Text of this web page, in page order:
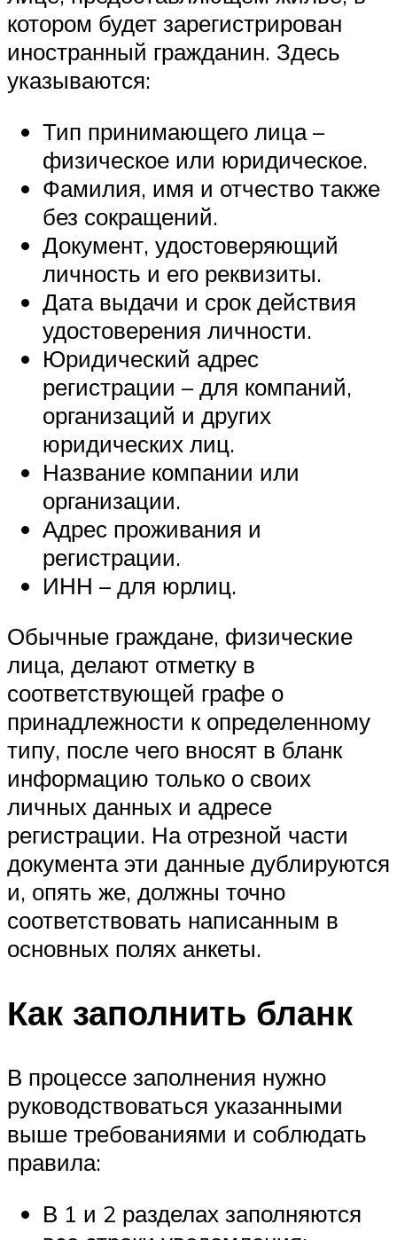
котором будет зарегистрирован
иностранный гражданин. Здесь
указываются:
Тип принимающего лица –
физическое или юридическое.
Фамилия, имя и отчество также
без сокращений.
Документ, удостоверяющий
личность и его реквизиты.
Дата выдачи и срок действия
удостоверения личности.
Юридический адрес
регистрации – для компаний,
организаций и других
юридических лиц.
Название компании или
организации.
Адрес проживания и
регистрации.
ИНН – для юрлиц.
Обычные граждане, физические
лица, делают отметку в
соответствующей графе о
принадлежности к определенному
типу, после чего вносят в бланк
информацию только о своих
личных данных и адресе
регистрации. На отрезной части
документа эти данные дублируются
и, опять же, должны точно
соответствовать написанным в
основных полях анкеты.
Как заполнить бланк
В процессе заполнения нужно
руководствоваться указанными
выше требованиями и соблюдать
правила:
В 1 и 2 разделах заполняются